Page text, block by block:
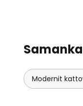
Modernit